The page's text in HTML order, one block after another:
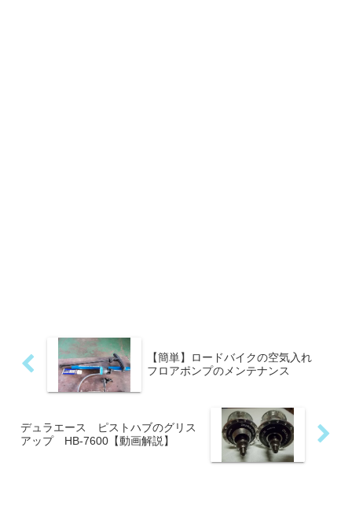
【簡単】ロードバイクの空気入れ
フロアポンプのメンテナンス
デュラエース ピストハブのグリス
アップ HB-7600【動画解説】